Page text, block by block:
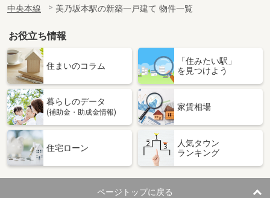
中央本線
美乃坂本駅の新築一戸建て 物件一覧
お役立ち情報
住まいのコラム
「住みたい駅」
を見つけよう
暮らしのデータ
(補助金・助成金情報)
家賃相場
住宅ローン
人気タウン
ランキング
ページトップに戻る